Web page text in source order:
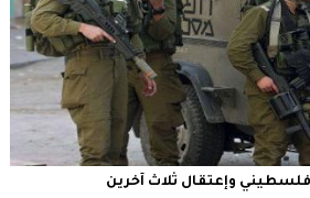
وإعتقال ثلاث آخرين